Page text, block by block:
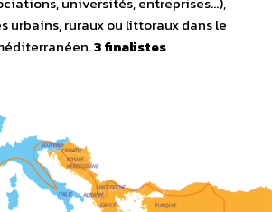
urbains, ruraux ou littoraux dans le
3 finalistes